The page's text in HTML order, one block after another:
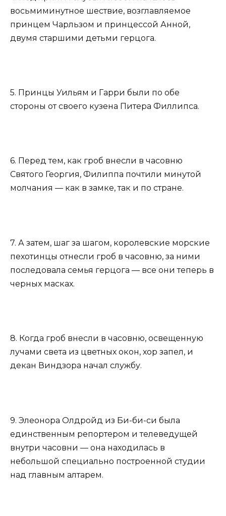
восьмиминутное шествие, возглавляемое
принцем Чарльзом и принцессой Анной,
двумя старшими детьми герцога.
5. Принцы Уильям и Гарри были по обе
стороны от своего кузена Питера Филлипса.
6. Перед тем, как гроб внесли в часовню
Святого Георгия, Филиппа почтили минутой
молчания — как в замке, так и по стране.
7. А затем, шаг за шагом, королевские морские
пехотинцы отнесли гроб в часовню, за ними
последовала семья герцога — все они теперь в
черных масках.
8. Когда гроб внесли в часовню, освещенную
лучами света из цветных окон, хор запел, и
декан Виндзора начал службу.
9. Элеонора Олдройд из Би-би-си была
единственным репортером и телеведущей
внутри часовни — она находилась в
небольшой специально построенной студии
над главным алтарем.